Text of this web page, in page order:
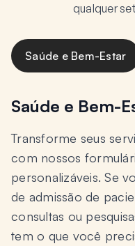
qualquer
Saúde e Bem-Estar
Saúde e Bem-
Transforme seus
com nossos
personalizáveis. Se
de admissão de
consultas ou
tem o que você